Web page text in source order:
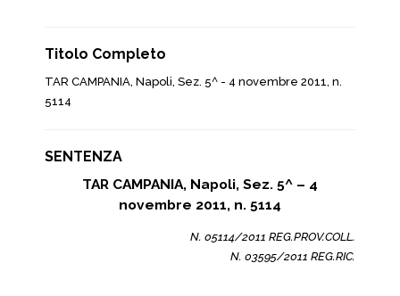
Titolo Completo
TAR CAMPANIA, Napoli, Sez. 5^ - 4 novembre 2011, n.
5114
SENTENZA
TAR CAMPANIA, Napoli, Sez. 5^ – 4
novembre 2011, n. 5114
N. 05114/2011 REG.PROV.COLL.
N. 03595/2011 REG.RIC.